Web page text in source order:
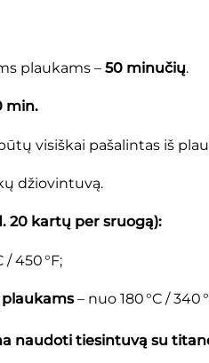
plaukams – 50 minučių.
min.
visiškai pašalintas iš
džiovintuvą.
20 kartų per sruogą):
/ 450 °F;
plaukams– nuo 180 °C / 340
naudoti tiesintuvą su